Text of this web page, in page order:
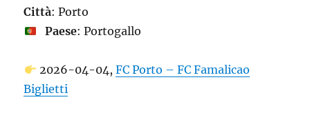
Città: Porto
Paese: Portogallo
2026-04-04, FC Porto – FC Famalicao
Biglietti